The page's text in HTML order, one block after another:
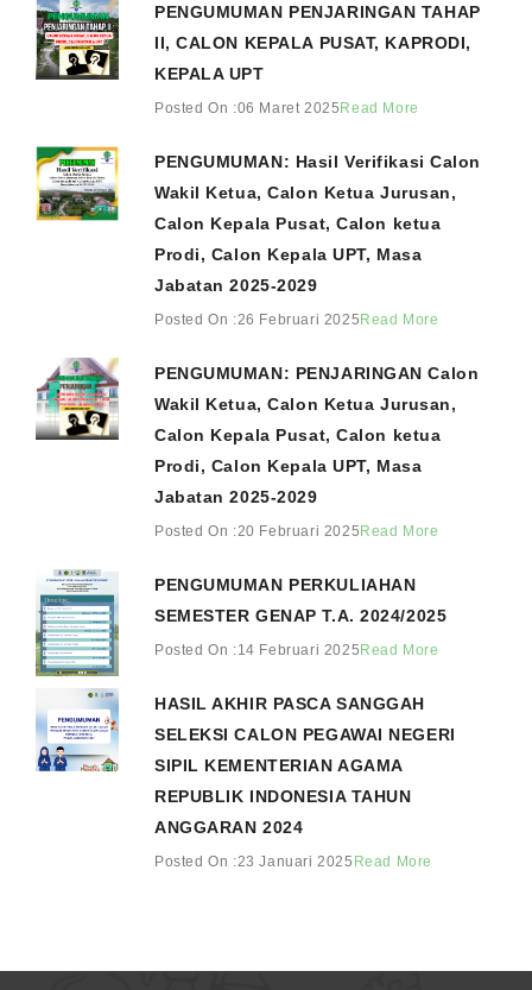
PENGUMUMAN PENJARINGAN TAHAP
II, CALON KEPALA PUSAT, KAPRODI,
KEPALA UPT
Posted On :06 Maret 2025Read More
PENGUMUMAN: Hasil Verifikasi Calon
Wakil Ketua, Calon Ketua Jurusan,
Calon Kepala Pusat, Calon ketua
Prodi, Calon Kepala UPT, Masa
Jabatan 2025-2029
Posted On :26 Februari 2025Read More
PENGUMUMAN: PENJARINGAN Calon
Wakil Ketua, Calon Ketua Jurusan,
Calon Kepala Pusat, Calon ketua
Prodi, Calon Kepala UPT, Masa
Jabatan 2025-2029
Posted On :20 Februari 2025Read More
PENGUMUMAN PERKULIAHAN
SEMESTER GENAP T.A. 2024/2025
Posted On :14 Februari 2025Read More
HASIL AKHIR PASCA SANGGAH
SELEKSI CALON PEGAWAI NEGERI
SIPIL KEMENTERIAN AGAMA
REPUBLIK INDONESIA TAHUN
ANGGARAN 2024
Posted On :23 Januari 2025 Read More